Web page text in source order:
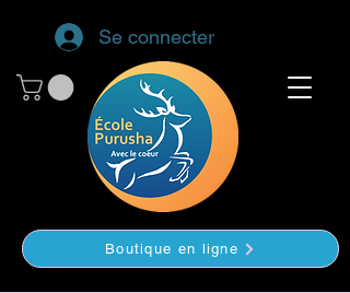
Se connecter
Boutique en ligne